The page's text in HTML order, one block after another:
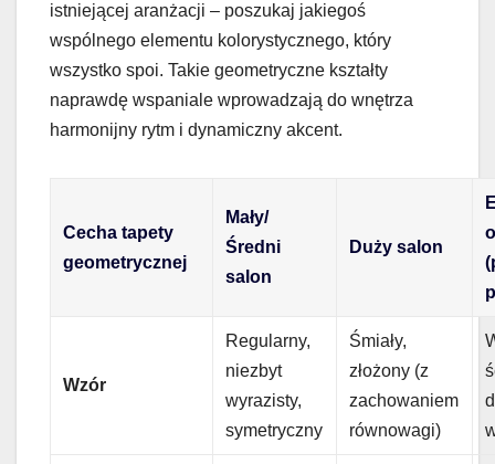
istniejącej aranżacji – poszukaj jakiegoś
wspólnego elementu kolorystycznego, który
wszystko spoi. Takie geometryczne kształty
naprawdę wspaniale wprowadzają do wnętrza
harmonijny rytm i dynamiczny akcent.
Cecha tapety
geometrycznej
Mały/
Średni
salon
Duży salon
Wzór
Regularny,
niezbyt
wyrazisty,
symetryczny
Śmiały,
złożony (z
zachowaniem
równowagi)